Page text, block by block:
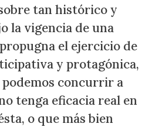
tan histórico y
la vigencia de una
el ejercicio de
y protagónica,
concurrir a
tenga eficacia real en
o que más bien